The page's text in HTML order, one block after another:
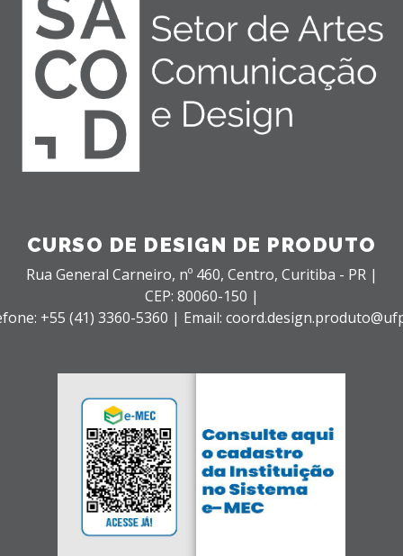
CURSO DE DESIGN DE PRODUTO
Rua General Carneiro, nº 460, Centro, Curitiba - PR |
CEP: 80060-150 |
+55 (41) 3360-5360 | Email: